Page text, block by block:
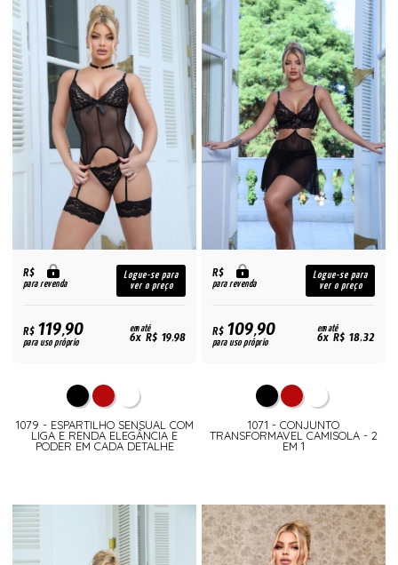
R$
para revenda
Logue-se para
ver o preço
R$119,90
para uso próprio
em até
6x R$ 19,98
1079 - ESPARTILHO SENSUAL COM
LIGA E RENDA ELEGÂNCIA E
PODER EM CADA DETALHE
R$
para revenda
Logue-se para
ver o preço
R$109,90
para uso próprio
em até
6x R$ 18,32
1071 - CONJUNTO
TRANSFORMAVEL CAMISOLA - 2
EM 1